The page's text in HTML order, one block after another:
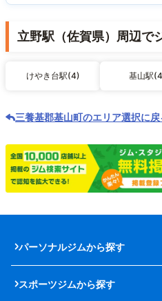
立野駅（佐賀県）周辺で
けやき台駅(4) 基山駅
三養基郡基山町のエリア選択に戻
パーソナルジムから探す
スポーツジムから探す